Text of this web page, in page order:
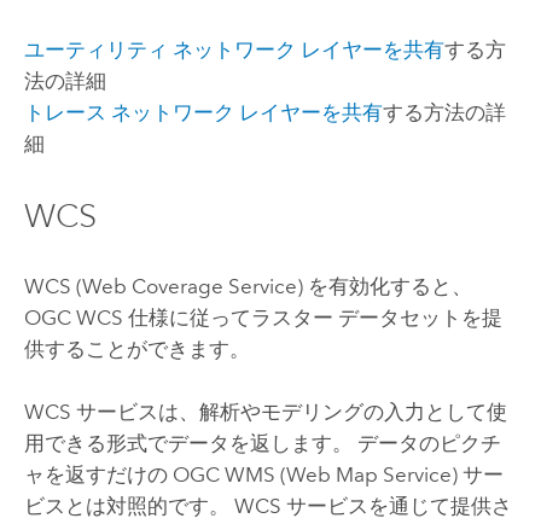
ユーティリティ ネットワーク レイヤーを共有する方
法の詳細
トレース ネットワーク レイヤーを共有する方法の詳
細
WCS
WCS (Web Coverage Service) を有効化すると、
OGC WCS 仕様に従ってラスター データセットを提
供することができます。
WCS サービスは、解析やモデリングの入力として使
用できる形式でデータを返します。 データのピクチ
ャを返すだけの OGC WMS (Web Map Service) サー
ビスとは対照的です。 WCS サービスを通じて提供さ